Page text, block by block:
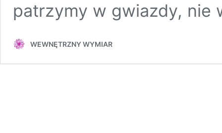
patrzymy w gwiazdy,
WEWNĘTRZNY WYMIAR